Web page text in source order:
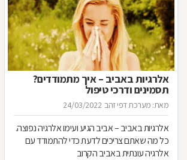
אלרגיות באביב – איך מתמודדים?
תסמינים ודרכי טיפול
מאת: מערכת דפי זהב 24/03/2022
אלרגיות באביב – אביב הגיע ועימו אלרגיה נפוצה.
כל מה שאתם צריכים לדעת כדי להתמודד עם
אלרגיה עונתית באביב הקרוב